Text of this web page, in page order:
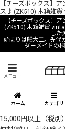
【チーズボックス】
ス♪ (ZK510) 木箱雑貨
【チーズボックス】
(ZK510) 木箱雑貨
した
始まりは船大工。先代
ダーメイドの
メニュー
ホーム カテゴリ
15,000円以上（税別